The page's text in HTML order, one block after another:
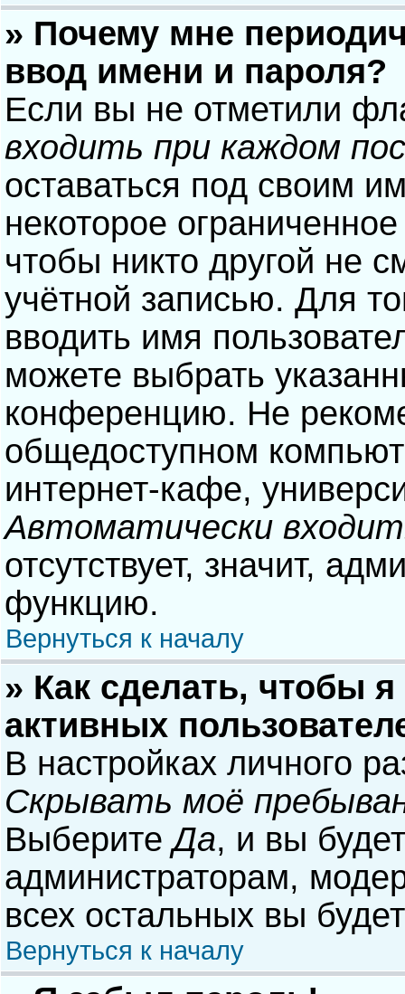
» Почему мне
ввод имени и пароля?
Если вы не отметили
входить при каждом
оставаться под своим
некоторое
чтобы никто другой не
учётной записью. Для
вводить имя
можете выбрать
конференцию. Не
общедоступном
интернет-кафе,
Автоматически
отсутствует, значит,
функцию.
Вернуться к началу
» Как сделать, чтобы
активных
В настройках личного
Скрывать моё
ВыберитеДа, и вы
администраторам,
всех остальных вы
Вернуться к началу